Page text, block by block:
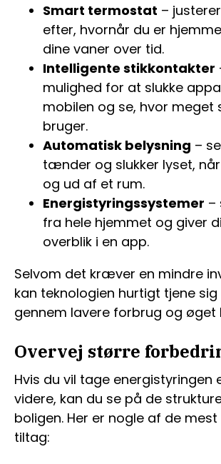
Smart termostat –
efter, hvornår du er
dine vaner over tid.
Intelligente stikkontakter
mulighed for at slukke
mobilen og se, hvor meget
bruger.
Automatisk belysning –
tænder og slukker lyset,
og ud af et rum.
Energistyringssystemer –
fra hele hjemmet og giver
overblik i en app.
Selvom det kræver en mindre
kan teknologien hurtigt tjene sig
gennem lavere forbrug og øget
Overvej større
Hvis du vil tage energistyringen
videre, kan du se på de
boligen. Her er nogle af de
tiltag: